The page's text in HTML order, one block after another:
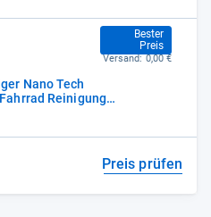
Nano Tech
Reinigung
Bester
Preis
14,99 €
Versand: 0,00 €
Preis prüfen